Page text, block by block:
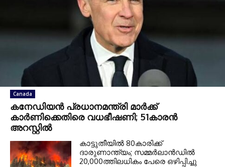
Canada
കനേഡിയൻ പ്രധാനമന്ത്രി മാർക്ക്
കാർണിക്കെതിരെ വധഭീഷണി; 51കാരൻ
അറസ്റ്റിൽ
കാട്ടുതീയിൽ 80കാരിക്ക്
ദാരുണാന്ത്യം; സമ്മർലാൻഡിൽ
20,000ത്തിലധികം പേരെ ഒഴിപ്പിച്ചു